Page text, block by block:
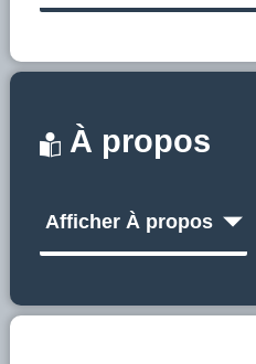
À propos
Afficher À propos